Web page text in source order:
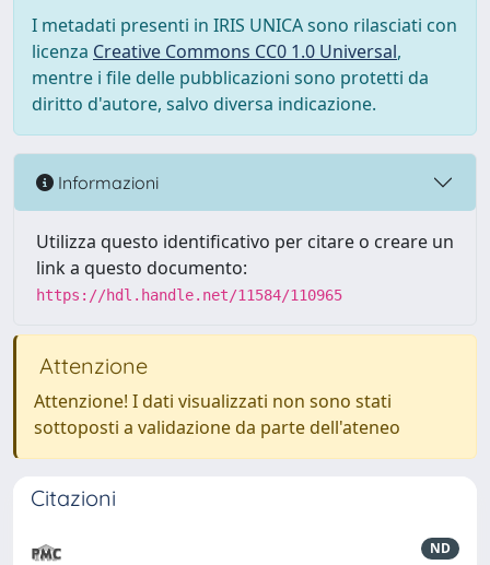
I metadati presenti in IRIS UNICA sono rilasciati con
licenza Creative Commons CC0 1.0 Universal,
mentre i file delle pubblicazioni sono protetti da
diritto d'autore, salvo diversa indicazione.
Informazioni
Utilizza questo identificativo per citare o creare un
link a questo documento:
https://hdl.handle.net/11584/110965
Attenzione
Attenzione! I dati visualizzati non sono stati
sottoposti a validazione da parte dell'ateneo
Citazioni
ND